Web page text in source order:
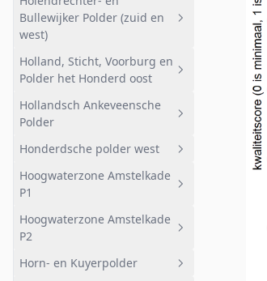
Heintjesrakpolder
Hilversumse Ondermeent
Geheel afwateringsgebied
Bemalen gebied
Noord
Oost
Bullewijker Polder (zuid en
west)
Geheel afwateringsgebied
Polder (z en w)
Holland, Sticht, Voorburg en
Polder het Honderd oost
Geheel afwateringsgebied
Hollandsch Ankeveensche
Polder
Geheel afwateringsgebied
Bemalen
noord
zuid
Honderdsche polder west
Geheel afwateringsgebied
Hoogwaterzone Amstelkade
P1
Geheel afwateringsgebied
Hoogwaterzone Amstelkade
P2
Geheel afwateringsgebied
Horn- en Kuyerpolder